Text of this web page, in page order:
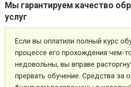
Мы гарантируем качество
услуг
Если вы оплатили полный курс
процессе его прохождения чем-
недовольны, вы вправе
прервать обучение. Средства за